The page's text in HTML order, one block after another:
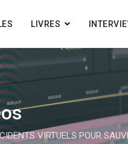
LIVRES
VIRTUELS POUR